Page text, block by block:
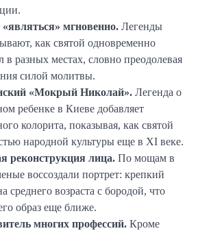
мгновенно. Легенды
как святой одновременно
в разных местах, словно преодолевая
силой молитвы.
«Мокрый Николай». Легенда о
ребенке в Киеве добавляет
колорита, показывая, как святой
народной культуры еще в XI веке.
реконструкция лица. По мощам в
воссоздали портрет: крепкий
среднего возраста с бородой, что
образ еще ближе.
многих профессий. Кроме